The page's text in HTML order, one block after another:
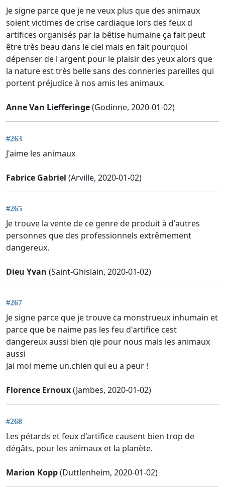
Je signe parce que je ne veux plus que des animaux
soient victimes de crise cardiaque lors des feux d
artifices organisés par la bêtise humaine ça fait peut
être très beau dans le ciel mais en fait pourquoi
dépenser de l argent pour le plaisir des yeux alors que
la nature est très belle sans des conneries pareilles qui
portent préjudice à nos amis les animaux.
Anne Van Liefferinge(Godinne, 2020-01-02)
#263
J'aime les animaux
Fabrice Gabriel (Arville, 2020-01-02)
#265
Je trouve la vente de ce genre de produit à d'autres
personnes que des professionnels extrêmement
dangereux.
Dieu Yvan (Saint-Ghislain, 2020-01-02)
#267
Je signe parce que je trouve ca monstrueux inhumain et
parce que be naime pas les feu d'artifice cest
dangereux aussi bien qie pour nous mais les animaux
aussi
Jai moi meme un.chien qui eu a peur !
Florence Ernoux(Jambes, 2020-01-02)
#268
Les pétards et feux d'artifice causent bien trop de
dégâts, pour les animaux et la planète.
Marion Kopp(Duttlenheim, 2020-01-02)